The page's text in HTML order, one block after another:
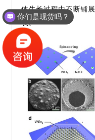
体生长过程中不断铺
长。
你们是现货吗？